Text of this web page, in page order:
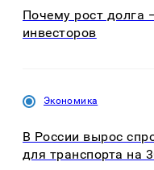
Почему рост долга
инвесторов
Экономика
В России вырос
для транспорта на